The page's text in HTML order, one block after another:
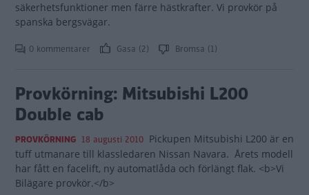
säkerhetsfunktioner men färre hästkrafter. Vi provkör på
spanska bergsvägar.
0 kommentarer Gasa (2) Bromsa (1)
Provkörning: Mitsubishi L200
Double cab
PROVKÖRNING 18 augusti 2010 Pickupen Mitsubishi L200 är en
tuff utmanare till klassledaren Nissan Navara. Årets modell
har fått en facelift, ny automatlåda och förlängt flak. <b>Vi
Bilägare provkör.</b>